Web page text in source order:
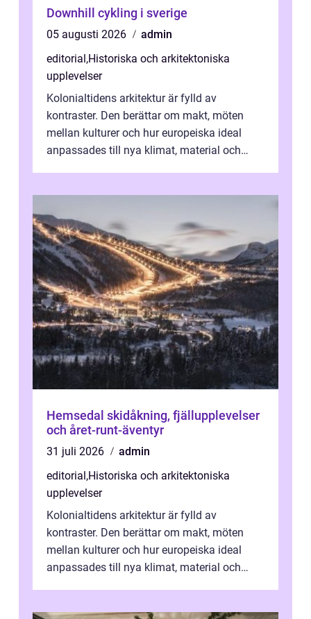
Downhill cykling i sverige
05 augusti 2026
admin
editorial,Historiska och arkitektoniska
upplevelser
Kolonialtidens arkitektur är fylld av
kontraster. Den berättar om makt, möten
mellan kulturer och hur europeiska ideal
anpassades till nya klimat, material och
Hemsedal skidåkning, fjällupplevelser
och året-runt-äventyr
31 juli 2026
admin
editorial,Historiska och arkitektoniska
upplevelser
Kolonialtidens arkitektur är fylld av
kontraster. Den berättar om makt, möten
mellan kulturer och hur europeiska ideal
anpassades till nya klimat, material och